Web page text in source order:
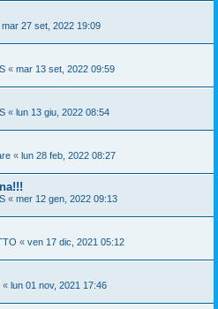
mar 27 set, 2022 19:09
« mar 13 set, 2022 09:59
« lun 13 giu, 2022 08:54
« lun 28 feb, 2022 08:27
« mer 12 gen, 2022 09:13
« ven 17 dic, 2021 05:12
« lun 01 nov, 2021 17:46